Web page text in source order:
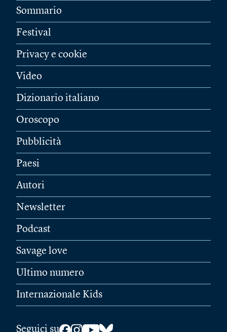
Sommario
Festival
Privacy e cookie
Video
Dizionario italiano
Oroscopo
Pubblicità
Paesi
Autori
Newsletter
Podcast
Savage love
Ultimo numero
Internazionale Kids
Seguici su